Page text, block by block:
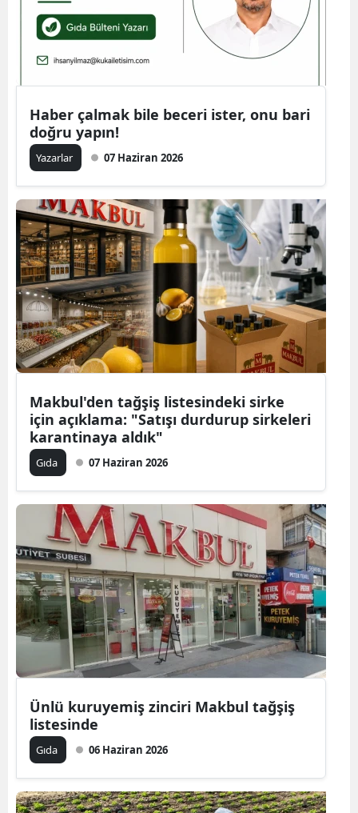
Haber çalmak bile beceri ister, onu bari
doğru yapın!
Yazarlar 07 Haziran 2026
Makbul'den tağşiş listesindeki sirke
için açıklama: "Satışı durdurup sirkeleri
karantinaya aldık"
Gıda 07 Haziran 2026
Ünlü kuruyemiş zinciri Makbul tağşiş
listesinde
Gıda 06 Haziran 2026